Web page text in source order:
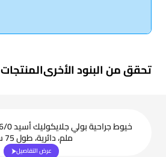
تحقق من البنود الأخرىالمنتجات
ملم، دائرية، طول 75 سم
عرض التفاصيل